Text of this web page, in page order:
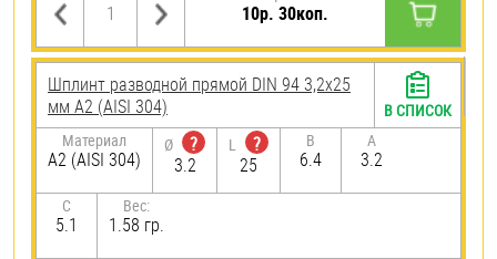
10р. 30коп.
Шплинт разводной прямой DIN 94 3,2х25
мм А2 (AISI 304)
Материал
А2 (AISI 304)
Ø
?
3.2
L
?
25
B
6.4
A
3.2
C
5.1
Вес:
1.58 гр.
В СПИСОК